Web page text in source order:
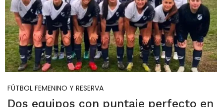
FÚTBOL FEMENINO Y RESERVA
Dos equipos con puntaje perfecto en